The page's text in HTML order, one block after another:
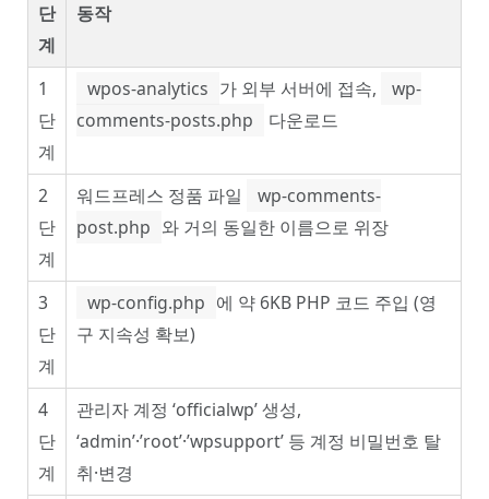
단
계
동작
1
단
계
wpos-analytics 가 외부 서버에 접속,
wp-
comments-posts.php
다운로드
2
단
계
워드프레스 정품 파일
wp-comments-
post.php 와 거의 동일한 이름으로 위장
3
단
계
wp-config.php 에 약 6KB PHP 코드 주입 (영
구 지속성 확보)
4
단
계
관리자 계정 ‘officialwp’ 생성,
‘admin’·’root’·’wpsupport’ 등 계정 비밀번호 탈
취·변경